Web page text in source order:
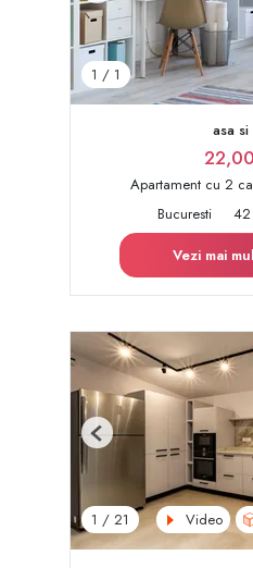
1 / 1
asa si
Apartament cu 2
Bucuresti
Vezi mai
1 / 21 Video
Previous